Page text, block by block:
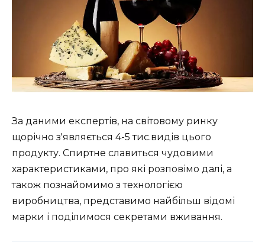
За даними експертів, на світовому ринку
щорічно з'являється 4-5 тис.видів цього
продукту. Спиртне славиться чудовими
характеристиками, про які розповімо далі, а
також познайомимо з технологією
виробництва, представимо найбільш відомі
марки і поділимося секретами вживання.